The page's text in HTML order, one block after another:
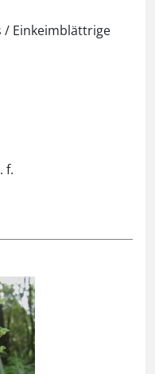
Einkeimblättrige
f.